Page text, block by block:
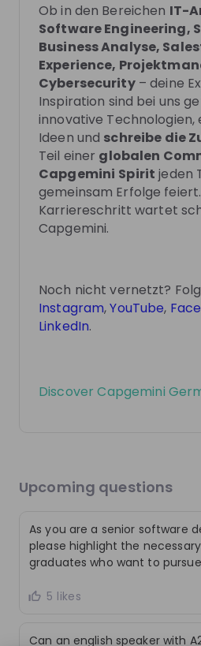
Recordings
Recording
Live 2 months ago
Capgemini Germany
Sovereign AI im Public
sensible Daten
Du studierst IT und interessierst
von KI in der Praxis? In unserem
wir dir, welche besonderen
öffentliche Projekte an
digitale Souveränität stellen. Am
Capgemini Sovereign AI Platform
bei Capgemini zu stellen – wir
DE Information technology
Photos
Rewrite your future:
Ob in den Bereichen IT-
Software Engineering,
Business Analyse,
Experience,
Cybersecurity– deine
Inspiration sind bei uns
innovative Technologien,
Ideen und schreibe die
Teil einer globalen
Capgemini Spirit jeden
gemeinsam Erfolge
Karriereschritt wartet
Capgemini.
Noch nicht vernetzt?
Instagram,YouTube,
LinkedIn.
DiscoverCapgemini
Upcoming questions
As you are a senior software
please highlight the
graduates who want to
5 likes
Can an english speaker with